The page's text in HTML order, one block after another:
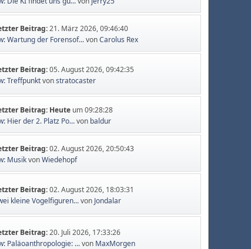
Beitrag:21. März 2026, 09:46:40
Wartung der Forensof...vonCarolus Rex
Beitrag:05. August 2026, 09:42:35
Treffpunktvonstratocaster
Beitrag: Heute um 09:28:28
Hier der 2. Platz Po...von baldur
Beitrag:02. August 2026, 20:50:43
MusikvonWiedehopf
Beitrag:02. August 2026, 18:03:31
kleine Vogelfiguren...von Jondalar
Beitrag:20. Juli 2026, 17:33:26
Paläoanthropologie: ...von MaxMorgen